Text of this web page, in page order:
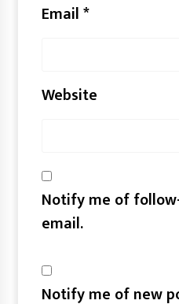
Email*
Website
Notify me of
email.
Notify me of new